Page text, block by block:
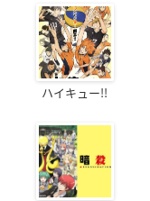
ハイキュー!!